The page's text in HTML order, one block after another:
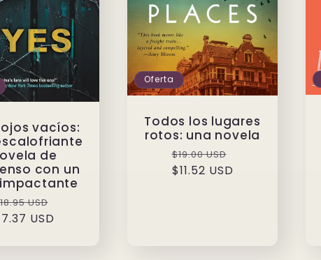
ojos vacíos:
de
con un
USD
USD
Oferta
Todos los lugares
rotos: una novela
Precio
habitual
$19.00 USD
$11.52 USD